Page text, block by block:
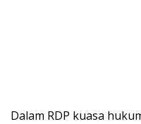
Dalam RDP kuasa